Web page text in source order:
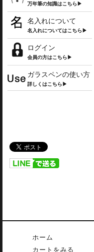
万年筆の知識はこちら▶
名入れについて
名入れについてはこちら▶
ログイン
会員の方はこちら▶
ガラスペンの使い方
詳しくはこちら▶
ホーム
カートをみる